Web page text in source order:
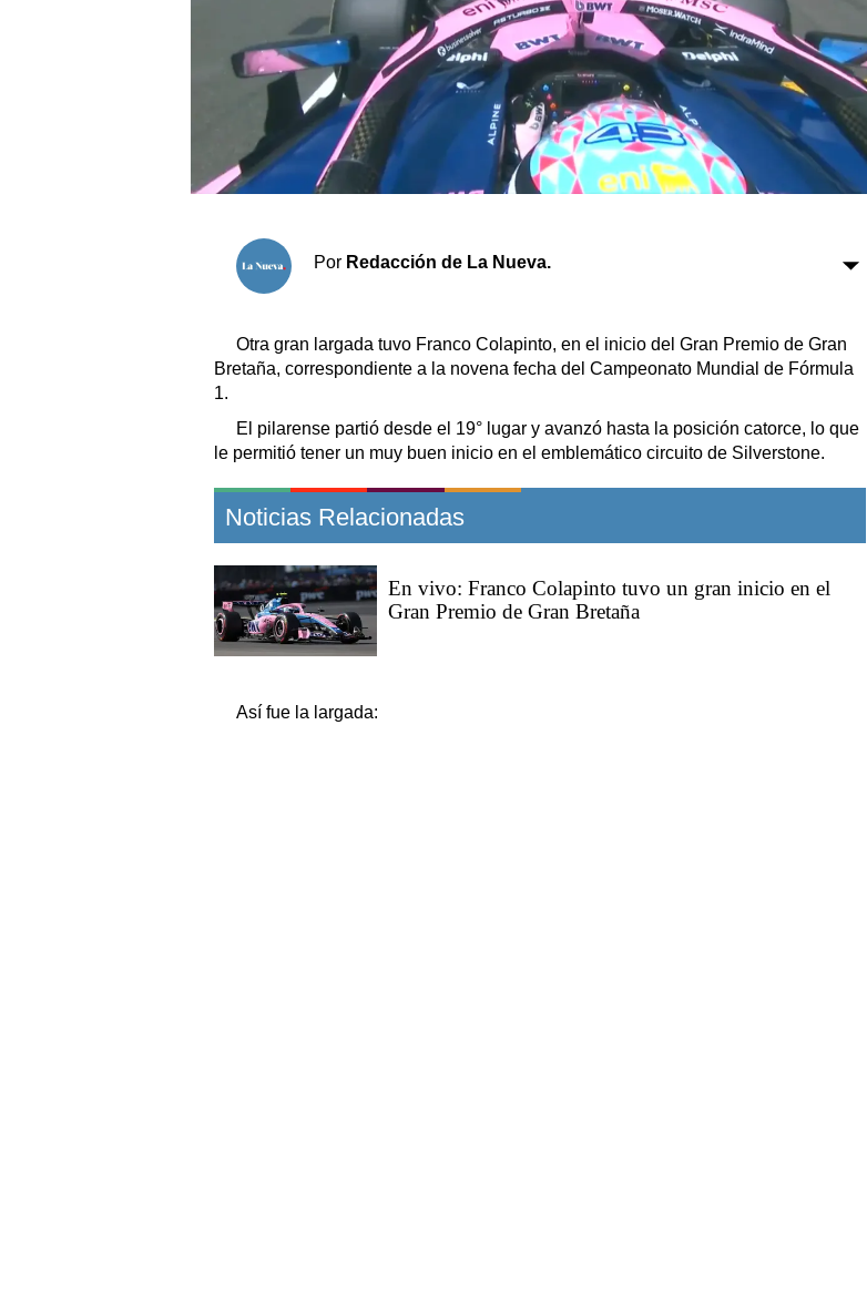
Sociedad y tiempo libre
Sociedad
Tecnología
Turismo
Salud
Es viral
El tiempo
Fúnebres
Horóscopo
Suplementos
Servicios
Transportes
Fúnebres
Por Redacción de La Nueva.
Otra gran largada tuvo Franco Colapinto, en el inicio del Gran Premio de Gran
Bretaña, correspondiente a la novena fecha del Campeonato Mundial de Fórmula
1.
El pilarense partió desde el 19° lugar y avanzó hasta la posición catorce, lo que
le permitió tener un muy buen inicio en el emblemático circuito de Silverstone.
Noticias Relacionadas
En vivo: Franco Colapinto tuvo un gran inicio en el
Gran Premio de Gran Bretaña
Así fue la largada: